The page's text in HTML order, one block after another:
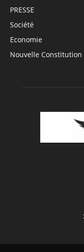
PRESSE
Société
Economie
Nouvelle Constitution